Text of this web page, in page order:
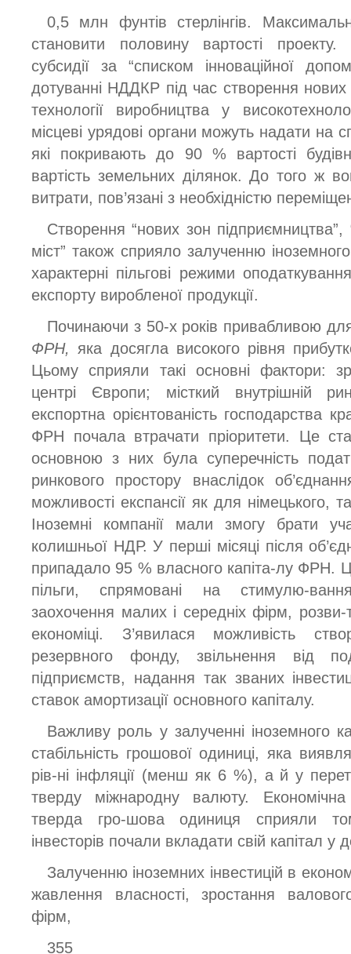
0,5 млн фунтів стерлінгів.
становити половину вартості
субсидії за “списком інноваційної
дотуванні НДДКР під час створення нових
технології виробництва у
місцеві урядові органи можуть надати на
які покривають до 90 % вартості
вартість земельних ділянок. До того ж
витрати, пов’язані з необхідністю
Створення “нових зон підприємництва”,
міст” також сприяло залученню
характерні пільгові режими
експорту виробленої продукції.
Починаючи з 50-х років привабливою для
ФРН, яка досягла високого рівня
Цьому сприяли такі основні фактори:
центрі Європи; місткий внутрішній
експортна орієнтованість господарства
ФРН почала втрачати пріоритети. Це
основною з них була суперечність
ринкового простору внаслідок
можливості експансії як для німецького,
Іноземні компанії мали змогу брати
колишньої НДР. У перші місяці після
припадало 95 % власного капіта-лу ФРН.
пільги, спрямовані на стимулю-
заохочення малих і середніх фірм, розви-
економіці. З’явилася можливість
резервного фонду, звільнення від
підприємств, надання так званих
ставок амортизації основного капіталу.
Важливу роль у залученні іноземного
стабільність грошової одиниці, яка
рів-ні інфляції (менш як 6 %), а й у
тверду міжнародну валюту. Економічна
тверда гро-шова одиниця сприяли
інвесторів почали вкладати свій капітал у
Залученню іноземних інвестицій в
жавлення власності, зростання
фірм,
355